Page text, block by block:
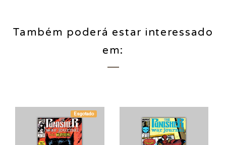
Também poderá estar interessado
em:
Esgotado